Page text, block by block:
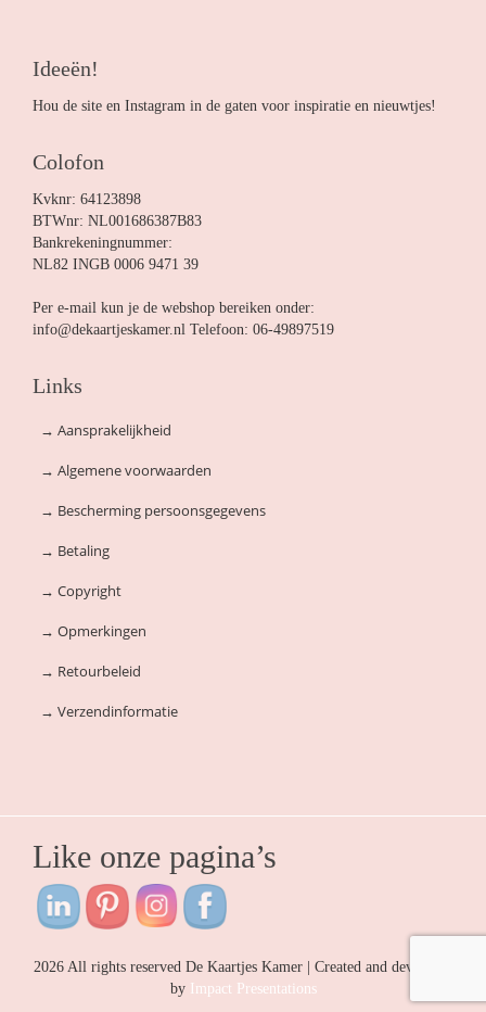
Ideeën!
Hou de site en Instagram in de gaten voor inspiratie en nieuwtjes!
Colofon
Kvknr: 64123898
BTWnr: NL001686387B83
Bankrekeningnummer:
NL82 INGB 0006 9471 39
Per e-mail kun je de webshop bereiken onder:
info@dekaartjeskamer.nl Telefoon: 06-49897519
Links
→ Aansprakelijkheid
→ Algemene voorwaarden
→ Bescherming persoonsgegevens
→ Betaling
→ Copyright
→ Opmerkingen
→ Retourbeleid
→ Verzendinformatie
Like onze pagina’s
2026 All rights reserved De Kaartjes Kamer | Created and developed
by
Impact Presentations